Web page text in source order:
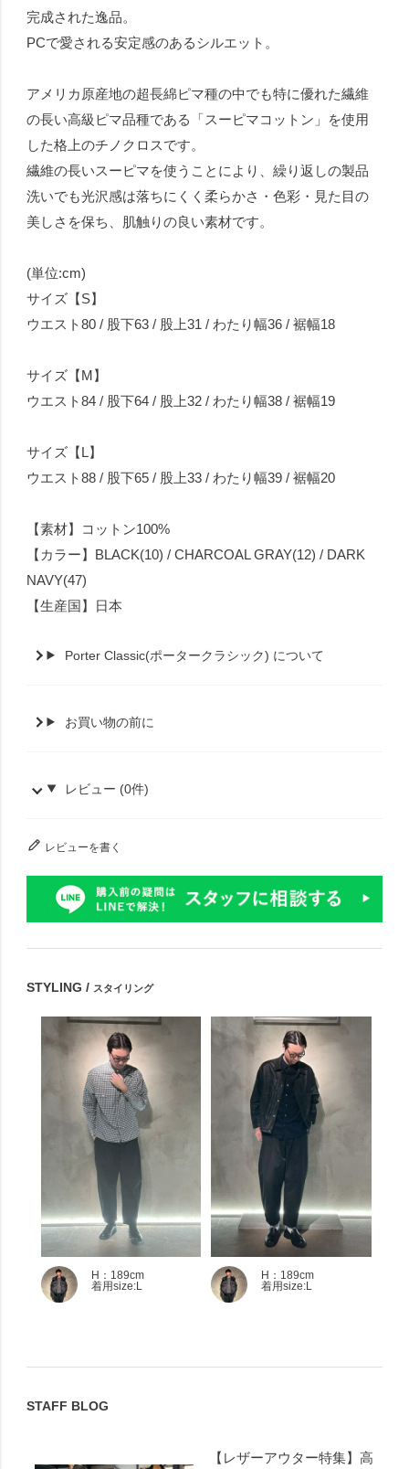
完成された逸品。
PCで愛される安定感のあるシルエット。
アメリカ原産地の超長綿ピマ種の中でも特に優れた繊維
の長い高級ピマ品種である「スーピマコットン」を使用
した格上のチノクロスです。
繊維の長いスーピマを使うことにより、繰り返しの製品
洗いでも光沢感は落ちにくく柔らかさ・色彩・見た目の
美しさを保ち、肌触りの良い素材です。
(単位:cm)
サイズ【S】
ウエスト80 / 股下63 / 股上31 / わたり幅36 / 裾幅18
サイズ【M】
ウエスト84 / 股下64 / 股上32 / わたり幅38 / 裾幅19
サイズ【L】
ウエスト88 / 股下65 / 股上33 / わたり幅39 / 裾幅20
【素材】コットン100%
【カラー】BLACK(10) / CHARCOAL GRAY(12) / DARK
NAVY(47)
【生産国】日本
Porter Classic(ポータークラシック) について
お買い物の前に
レビュー (0件)
レビューを書く
STYLING / スタイリング
H：189cm
着用size:L
H：189cm
着用size:L
STAFF BLOG
【レザーアウター特集】高